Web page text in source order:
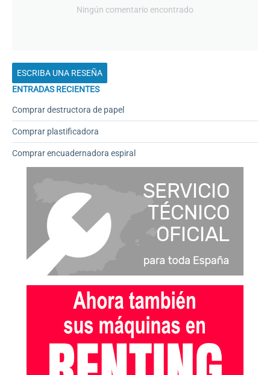
Ningún comentario encontrado
ESCRIBA UNA RESEÑA
ENTRADAS RECIENTES
Comprar destructora de papel
Comprar plastificadora
Comprar encuadernadora espiral